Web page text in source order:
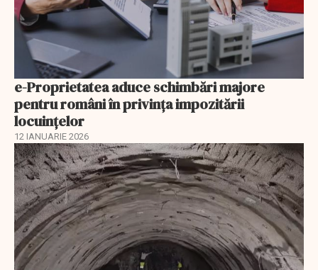
e-Proprietatea aduce schimbări majore
pentru români în privinţa impozitării
locuințelor
12 IANUARIE 2026